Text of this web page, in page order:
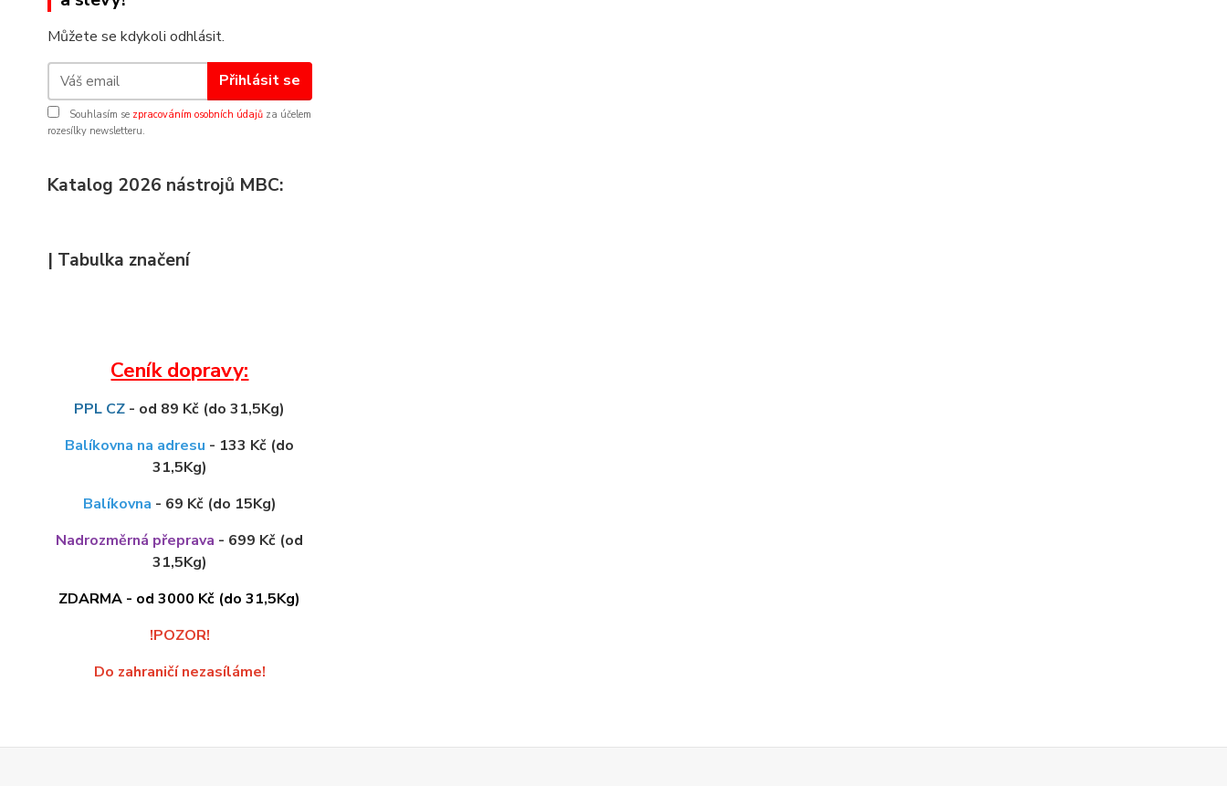
Můžete se kdykoli odhlásit.
Přihlásit se
Souhlasím se zpracováním osobních údajů za účelem
rozesílky newsletteru.
Katalog 2026 nástrojů MBC:
| Tabulka značení
Ceník dopravy:
PPL CZ - od 89 Kč (do 31,5Kg)
Balíkovna na adresu - 133 Kč (do
31,5Kg)
Balíkovna - 69 Kč (do 15Kg)
Nadrozměrná přeprava - 699 Kč (od
31,5Kg)
ZDARMA - od 3000 Kč (do 31,5Kg)
!POZOR!
Do zahraničí nezasíláme!